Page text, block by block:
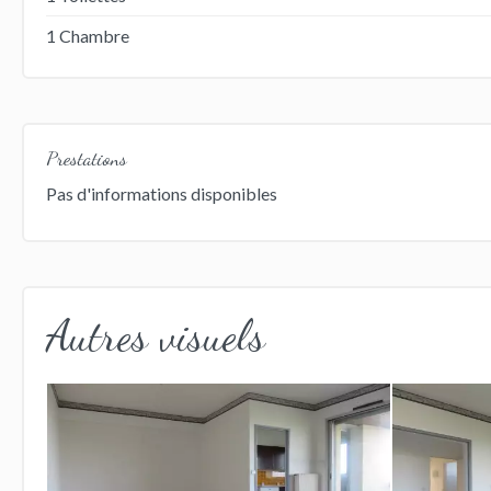
1 Chambre
Prestations
Pas d'informations disponibles
Autres visuels